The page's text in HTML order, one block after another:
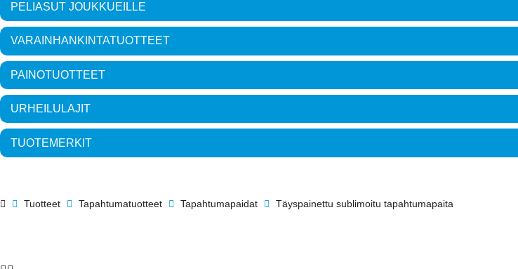
PELIASUT JOUKKUEILLE
VARAINHANKINTATUOTTEET
PAINOTUOTTEET
URHEILULAJIT
TUOTEMERKIT
Tuotteet Tapahtuma­tuotteet Tapahtumapaidat Täyspainettu sublimoitu tapahtumapaita